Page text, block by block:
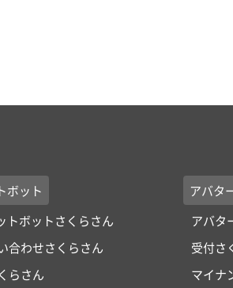
ボット
トボットさくらさん
合わせさくらさん
らさん
アバタ
アバタ
受付さ
マイナ